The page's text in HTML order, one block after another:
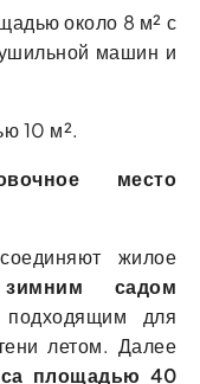
около 8 м² с
машин и
10 м².
место
жилое
садом
для
летом. Далее
площадью 40